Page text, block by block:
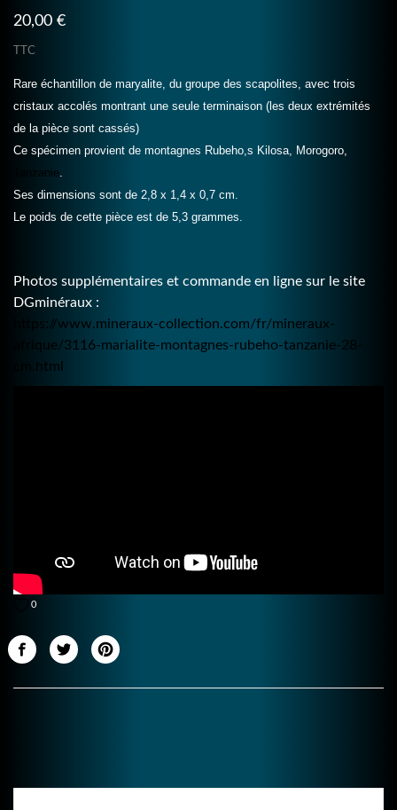
20,00 €
TTC
Rare échantillon de maryalite, du groupe des scapolites, avec trois
cristaux accolés montrant une seule terminaison (les deux extrémités
de la pièce sont cassés)
Ce spécimen provient de montagnes Rubeho,s Kilosa, Morogoro,
Tanzanie
Ses dimensions sont de 2,8 x 1,4 x 0,7 cm.
Le poids de cette pièce est de 5,3 grammes.
Photos supplémentaires et commande en ligne sur le site
DGminéraux :
https://www.mineraux-collection.com/fr/mineraux-
afrique/3116-marialite-montagnes-rubeho-tanzanie-28-
cm.html
0